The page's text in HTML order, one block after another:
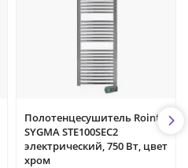
Полотенцесушитель Rointe
SYGMA STE100SEC2
электрический, 750 Вт, цвет
хром